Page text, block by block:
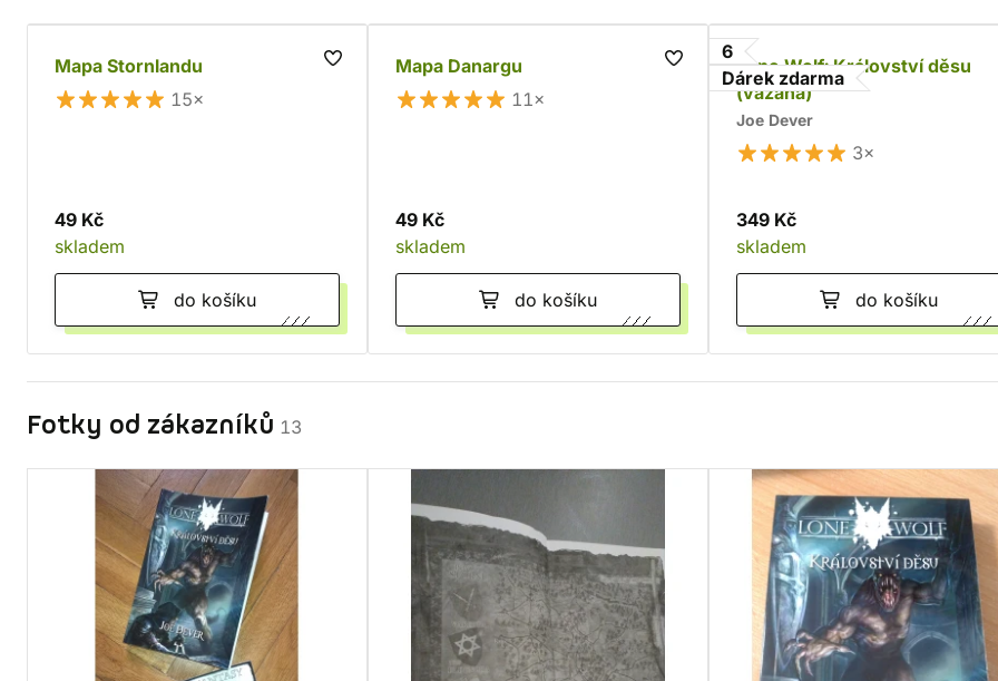
Mapa Stornlandu
15×
49 Kč
skladem
do košíku
Mapa Danargu
11×
49 Kč
skladem
do košíku
6
Dárek zdarma
Lone Wolf: Království děsu
(vázaná)
Joe Dever
3×
349 Kč
skladem
do košíku
Fotky od zákazníků 13